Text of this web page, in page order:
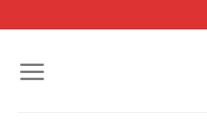
content